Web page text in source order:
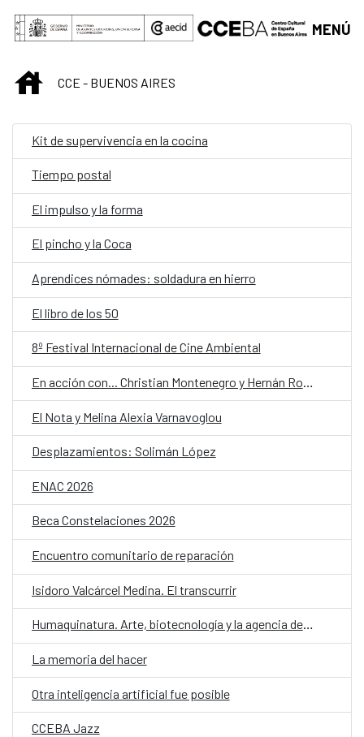
Saltar al contenido principal
MENÚ
INICIOCCE - BUENOS AIRES
Kit de supervivencia en la cocina
Tiempo postal
El impulso y la forma
El pincho y la Coca
Aprendices nómades: soldadura en hierro
El libro de los 50
8º Festival Internacional de Cine Ambiental
En acción con... Christian Montenegro y Hernán Ronsino
El Nota y Melina Alexia Varnavoglou
Desplazamientos: Solimán López
ENAC 2026
Beca Constelaciones 2026
Encuentro comunitario de reparación
Isidoro Valcárcel Medina. El transcurrir
Humaquinatura. Arte, biotecnología y la agencia de nuestro entorno
La memoria del hacer
Otra inteligencia artificial fue posible
CCEBA Jazz